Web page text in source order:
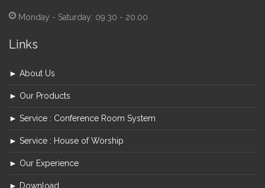
Monday - Saturday: 09.30 - 20.00
Links
► About Us
► Our Products
► Service : Conference Room System
► Service : House of Worship
► Our Experience
► Download